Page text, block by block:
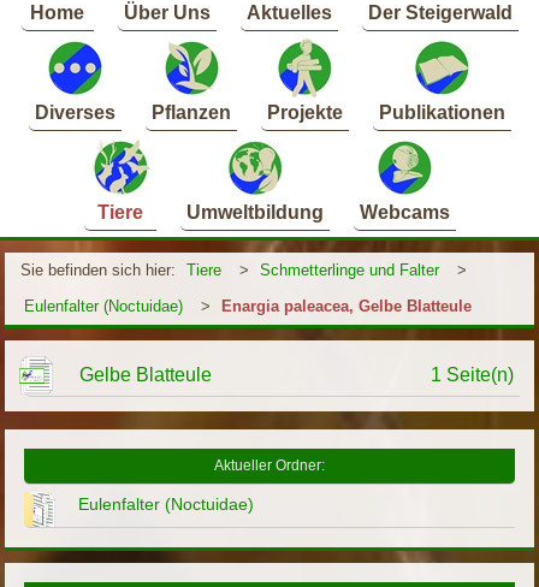
Home Über Uns Aktuelles Der Steigerwald
Diverses Pflanzen Projekte Publikationen
Tiere Umweltbildung Webcams
Sie befinden sich hier: Tiere > Schmetterlinge und Falter
>
Eulenfalter (Noctuidae)
> Enargia paleacea, Gelbe Blatteule
Gelbe Blatteule 1 Seite(n)
Aktueller Ordner:
Eulenfalter (Noctuidae)